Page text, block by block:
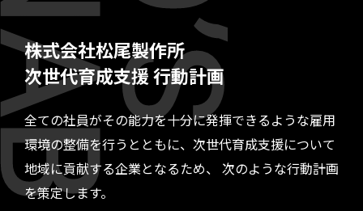
株式会社松尾製作所
次世代育成支援 行動計画
全ての社員がその能力を十分に発揮できるような雇用
環境の整備を行うとともに、次世代育成支援について
地域に貢献する企業となるため、 次のような行動計画
を策定します。